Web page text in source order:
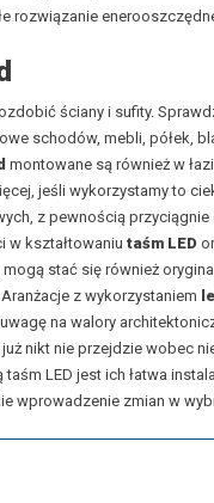
rozwiązanie
ściany i sufity.
schodów, mebli, półek,
montowane są również w
jeśli wykorzystamy to
z pewnością przyciągnie
w kształtowaniutaśm LED
stać się również
z wykorzystaniem
na walory
nikt nie przejdzie wobec
LED jest ich łatwa
wprowadzenie zmian w